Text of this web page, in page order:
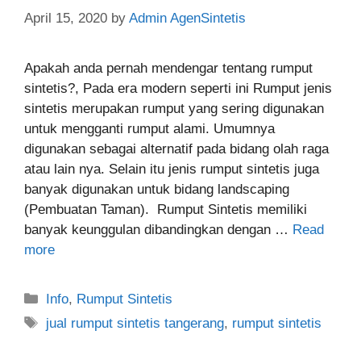
April 15, 2020 by Admin AgenSintetis
Apakah anda pernah mendengar tentang rumput
sintetis?, Pada era modern seperti ini Rumput jenis
sintetis merupakan rumput yang sering digunakan
untuk mengganti rumput alami. Umumnya
digunakan sebagai alternatif pada bidang olah raga
atau lain nya. Selain itu jenis rumput sintetis juga
banyak digunakan untuk bidang landscaping
(Pembuatan Taman). Rumput Sintetis memiliki
banyak keunggulan dibandingkan dengan … Read
more
Categories
Info, Rumput Sintetis
Tags
jual rumput sintetis tangerang, rumput sintetis